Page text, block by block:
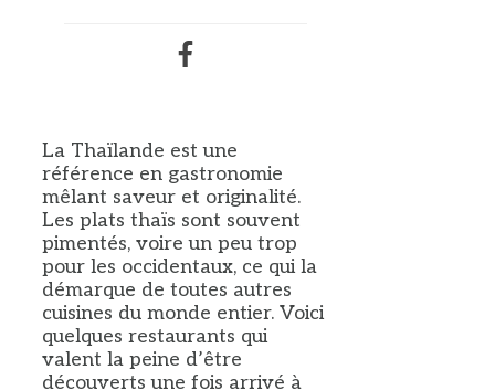
La Thaïlande est une
référence en gastronomie
mêlant saveur et originalité.
Les plats thaïs sont souvent
pimentés, voire un peu trop
pour les occidentaux, ce qui la
démarque de toutes autres
cuisines du monde entier. Voici
quelques restaurants qui
valent la peine d’être
découverts une fois arrivé à